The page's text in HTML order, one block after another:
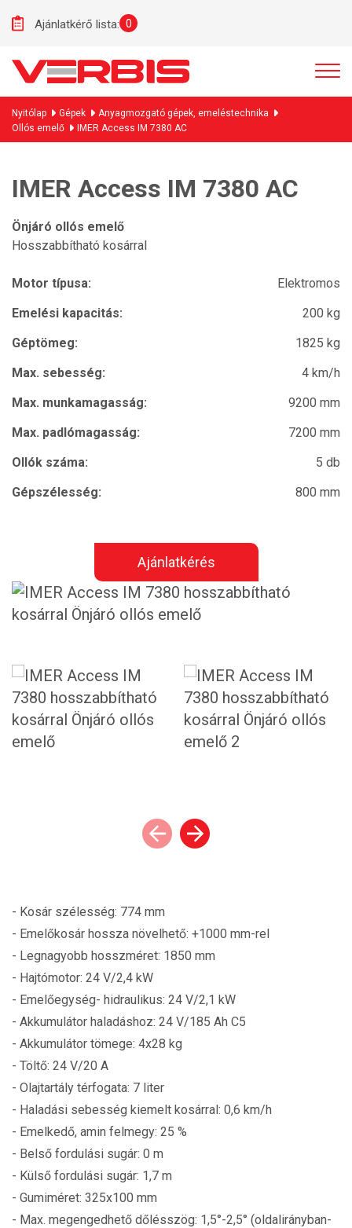
Ajánlatkérő lista: 0
Nyitólap Gépek
Anyagmozgató gépek, emeléstechnika
Ollós emelő
IMER Access IM 7380 AC
IMER Access IM 7380 AC
Önjáró ollós emelő
Hosszabbítható kosárral
Motor típusa:
Elektromos
Emelési kapacitás:
200 kg
Géptömeg:
1825 kg
Max. sebesség:
4 km/h
Max. munkamagasság:
9200 mm
Max. padlómagasság:
7200 mm
Ollók száma:
5 db
Gépszélesség:
800 mm
Ajánlatkérés
- Kosár szélesség: 774 mm
- Emelőkosár hossza növelhető: +1000 mm-rel
- Legnagyobb hosszméret: 1850 mm
- Hajtómotor: 24 V/2,4 kW
- Emelőegység- hidraulikus: 24 V/2,1 kW
- Akkumulátor haladáshoz: 24 V/185 Ah C5
- Akkumulátor tömege: 4x28 kg
- Töltő: 24 V/20 A
- Olajtartály térfogata: 7 liter
- Haladási sebesség kiemelt kosárral: 0,6 km/h
- Emelkedő, amin felmegy: 25 %
- Belső fordulási sugár: 0 m
- Külső fordulási sugár: 1,7 m
- Gumiméret: 325x100 mm
- Max. megengedhető dőlésszög: 1,5°-2,5° (oldalirányban-